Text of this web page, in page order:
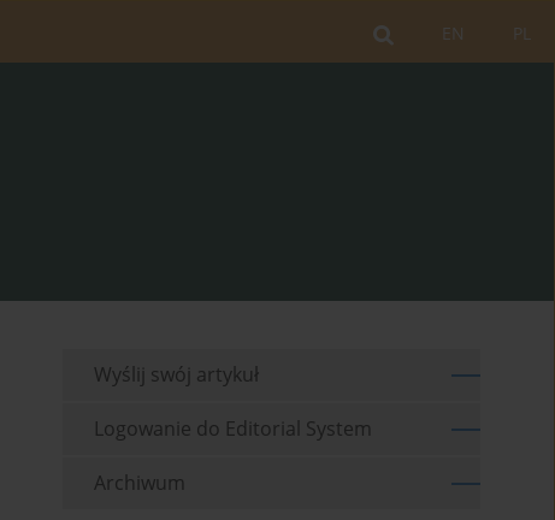
PL
EN
Wyślij swój artykuł
Logowanie do Editorial System
Archiwum